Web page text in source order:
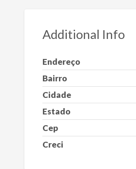
Additional Info
Endereço
Bairro
Cidade
Estado
Cep
Creci